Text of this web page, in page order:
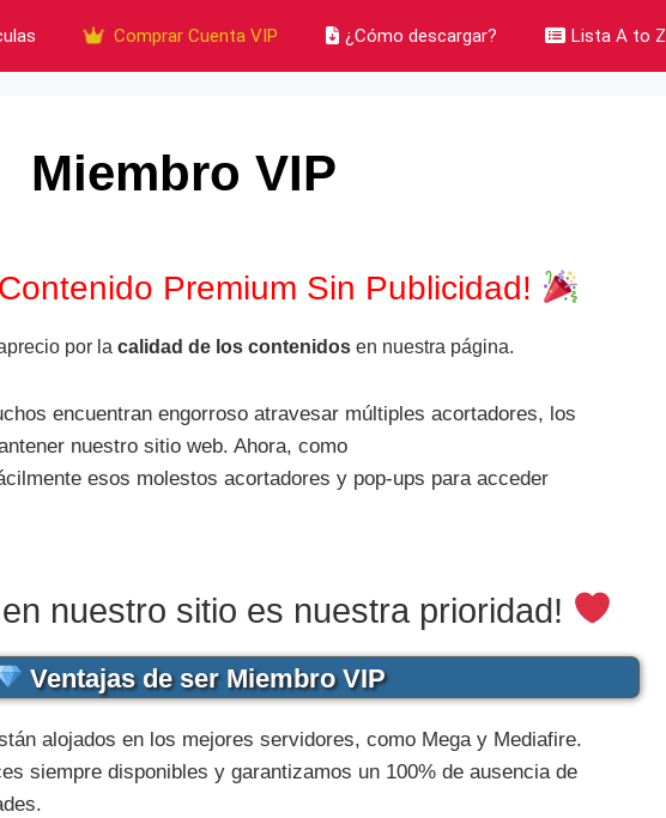
Comprar Cuenta VIP ¿Cómo descargar? Lista A to Z
Miembro VIP
Premium Sin Publicidad!
por la calidad de los contenidos en nuestra página.
encuentran engorroso atravesar múltiples acortadores, los
nuestro sitio web. Ahora, como
esos molestos acortadores y pop-ups para acceder
nuestro sitio es nuestra prioridad!
Ventajas de ser Miembro VIP
alojados en los mejores servidores, como Mega y Mediafire.
siempre disponibles y garantizamos un 100% de ausencia de